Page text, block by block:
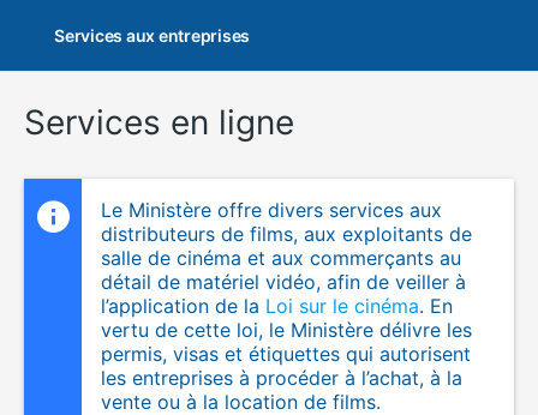
Services aux entreprises
Services en ligne
Le Ministère offre divers services aux
distributeurs de films, aux exploitants de
salle de cinéma et aux commerçants au
détail de matériel vidéo, afin de veiller à
l’application de la Loi sur le cinéma. En
vertu de cette loi, le Ministère délivre les
permis, visas et étiquettes qui autorisent
les entreprises à procéder à l’achat, à la
vente ou à la location de films.